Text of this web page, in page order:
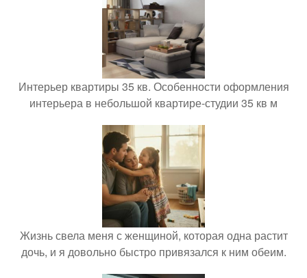
Интерьер квартиры 35 кв. Особенности оформления
интерьера в небольшой квартире-студии 35 кв м
Жизнь свела меня с женщиной, которая одна растит
дочь, и я довольно быстро привязался к ним обеим.